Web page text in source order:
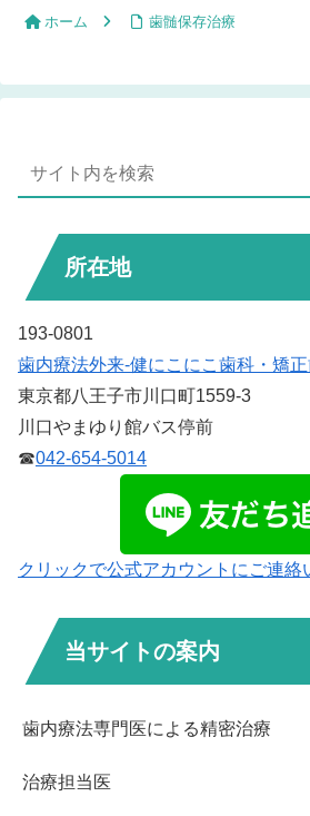
ホーム 歯髄保存治療
所在地
193-0801
歯内療法外来-健にこにこ歯科・矯
東京都八王子市川口町1559-3
川口やまゆり館バス停前
☎042-654-5014
クリックで公式アカウントにご連絡
当サイトの案内
歯内療法専門医による精密治療
治療担当医